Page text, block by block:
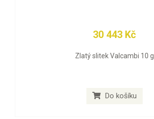
30 443 Kč
Zlatý slitek Valcambi 10 g
Do košíku